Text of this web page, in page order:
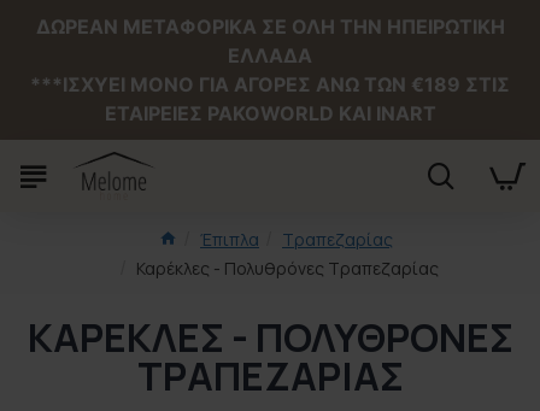
ΔΩΡΕΑΝ ΜΕΤΑΦΟΡΙΚΑ ΣΕ ΟΛΗ ΤΗΝ ΗΠΕΙΡΩΤΙΚΗ
ΕΛΛΑΔΑ
***ΙΣΧΥΕΙ MONO ΓΙΑ ΑΓΟΡΕΣ ΑΝΩ ΤΩΝ €189 ΣΤΙΣ
ΕΤΑΙΡΕΙΕΣ PAKOWORLD ΚΑΙ INART
Έπιπλα
Τραπεζαρίας
Καρέκλες - Πολυθρόνες Τραπεζαρίας
ΚΑΡΈΚΛΕΣ - ΠΟΛΥΘΡΌΝΕΣ
ΤΡΑΠΕΖΑΡΊΑΣ